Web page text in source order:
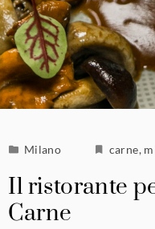
Milano carne,
Il ristorante
Carne